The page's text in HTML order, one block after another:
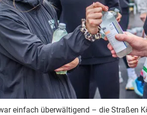
einfach überwältigend – die Straßen